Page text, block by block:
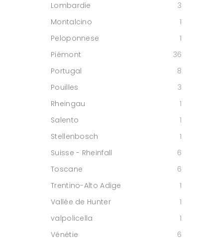
Lombardie
3
Montalcino
1
Peloponnese
1
Piémont
36
Portugal
8
Pouilles
3
Rheingau
1
Salento
1
Stellenbosch
1
Suisse - Rheinfall
6
Toscane
6
Trentino-Alto Adige
1
Vallée de Hunter
1
valpolicella
1
Vénétie
6